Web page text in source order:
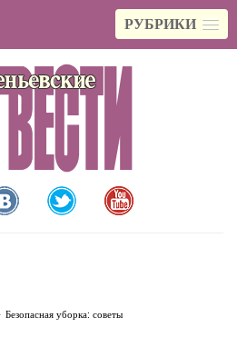
РУБРИКИ
Безопасная уборка: советы